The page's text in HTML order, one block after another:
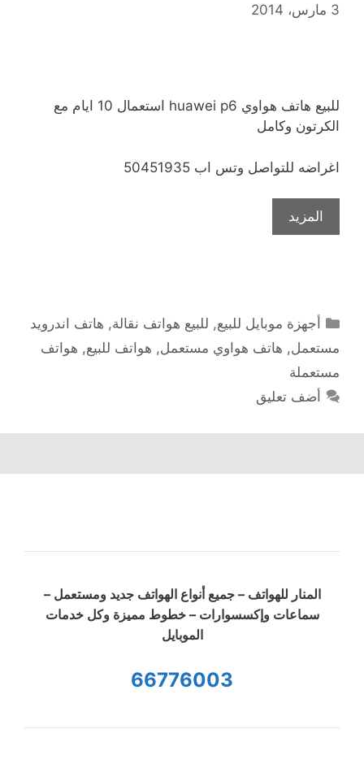
3 مارس، 2014
للبيع هاتف هواوي huawei p6 استعمال 10 ايام مع
الكرتون وكامل
اغراضه للتواصل وتس اب 50451935
المزيد
التصنيفات
أجهزة موبايل للبيع, للبيع هواتف نقالة, هاتف اندرويد
مستعمل, هاتف هواوي مستعمل, هواتف للبيع, هواتف
مستعملة
أضف تعليق
المنار للهواتف – جميع أنواع الهواتف جديد ومستعمل –
سماعات وإكسسوارات – خطوط مميزة وكل خدمات
الموبايل
66776003